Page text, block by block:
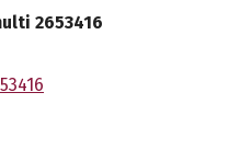
2653416